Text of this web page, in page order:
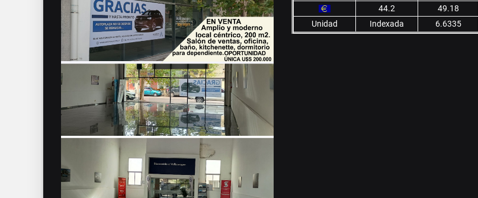
44.2
49.18
Unidad
Indexada 6.6335